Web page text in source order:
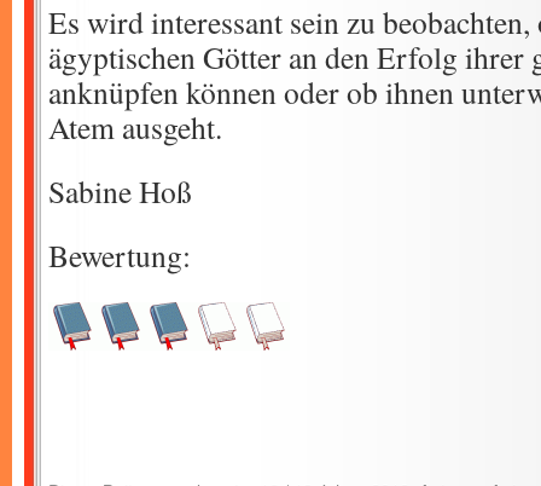
Es wird interessant sein zu
ägyptischen Götter an den Erfolg ihrer
anknüpfen können oder ob ihnen
Atem ausgeht.
Sabine Hoß
Bewertung: